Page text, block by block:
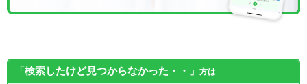
「検索したけど見つからなかった・・」 方は